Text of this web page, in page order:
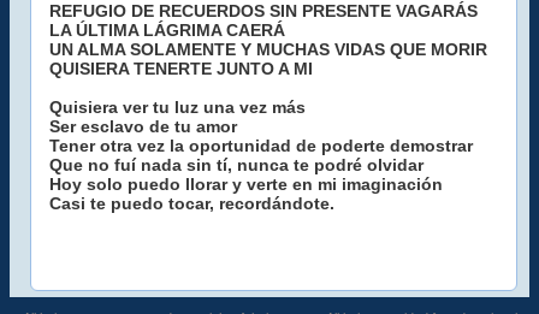
REFUGIO DE RECUERDOS SIN PRESENTE VAGARÁS
LA ÚLTIMA LÁGRIMA CAERÁ
UN ALMA SOLAMENTE Y MUCHAS VIDAS QUE MORIR
QUISIERA TENERTE JUNTO A MI
Quisiera ver tu luz una vez más
Ser esclavo de tu amor
Tener otra vez la oportunidad de poderte demostrar
Que no fuí nada sin tí, nunca te podré olvidar
Hoy solo puedo llorar y verte en mi imaginación
Casi te puedo tocar, recordándote.